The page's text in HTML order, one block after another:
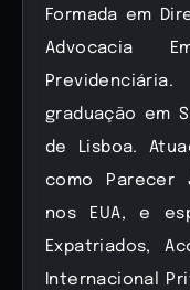
Formada em
Advocacia
graduação em
de Lisboa.
como Parecer
nos EUA, e
Expatriados,
Internacional